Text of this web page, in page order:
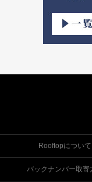
Rooftopについて
バックナンバー取寄